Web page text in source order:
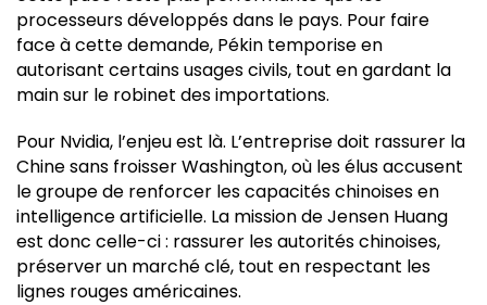
processeurs développés dans le pays. Pour faire
face à cette demande, Pékin temporise en
autorisant certains usages civils, tout en gardant la
main sur le robinet des importations.
Pour Nvidia, l’enjeu est là. L’entreprise doit rassurer la
Chine sans froisser Washington, où les élus accusent
le groupe de renforcer les capacités chinoises en
intelligence artificielle. La mission de Jensen Huang
est donc celle-ci : rassurer les autorités chinoises,
préserver un marché clé, tout en respectant les
lignes rouges américaines.